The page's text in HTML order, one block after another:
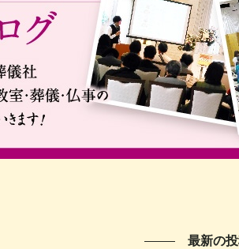
最新の